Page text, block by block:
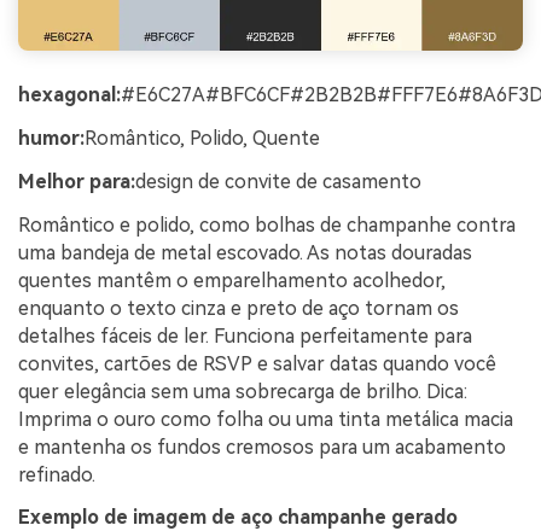
hexagonal:
humor:Romântico, Polido, Quente
Melhor para:design de convite de casamento
Romântico e polido, como bolhas de champanhe contra
uma bandeja de metal escovado. As notas douradas
quentes mantêm o emparelhamento acolhedor,
enquanto o texto cinza e preto de aço tornam os
detalhes fáceis de ler. Funciona perfeitamente para
convites, cartões de RSVP e salvar datas quando você
quer elegância sem uma sobrecarga de brilho. Dica:
Imprima o ouro como folha ou uma tinta metálica macia
e mantenha os fundos cremosos para um acabamento
refinado.
Exemplo de imagem de aço champanhe gerado